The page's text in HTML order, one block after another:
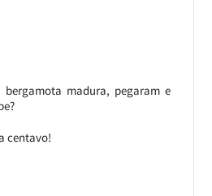
madura, pegaram e
centavo!